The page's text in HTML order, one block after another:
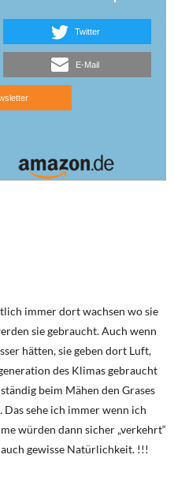
Twitter
E-Mail
immer dort wachsen wo sie
sie gebraucht. Auch wenn
hätten, sie geben dort Luft,
des Klimas gebraucht
beim Mähen den Grases
sehe ich immer wenn ich
würden dann sicher „verkehrt“
gewisse Natürlichkeit. !!!